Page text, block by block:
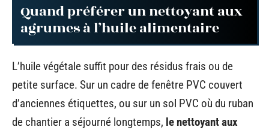
Quand préférer un nettoyant aux
agrumes à l’huile alimentaire
L’huile végétale suffit pour des résidus frais ou de
petite surface. Sur un cadre de fenêtre PVC couvert
d’anciennes étiquettes, ou sur un sol PVC où du ruban
de chantier a séjourné longtemps, le nettoyant aux